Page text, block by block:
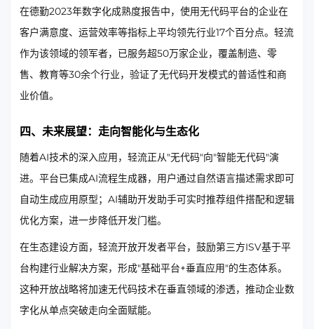
在德勤2023年数字化成熟度报告中，使用无代码平台的企业在
客户满意度、运营效率等指标上平均领先行业17个百分点。轻流
作为该领域的领军者，已服务超50万家企业，覆盖制造、零
售、教育等30余个行业，验证了无代码开发模式的普适性和商
业价值。
四、未来展望：走向智能化与生态化
随着AI技术的深入应用，轻流正从"无代码"向"智能无代码"演
进。平台已集成AI流程生成器，用户通过自然语言描述需求即可
自动生成应用原型；AI辅助开发助手可实时推荐组件搭配和逻辑
优化方案，进一步降低开发门槛。
在生态建设方面，轻流开放开发者平台，鼓励第三方ISV基于平
台构建行业解决方案，形成"基础平台+垂直应用"的生态体系。
这种开放战略将加速无代码技术在垂直领域的渗透，推动企业数
字化从单点突破走向全面赋能。